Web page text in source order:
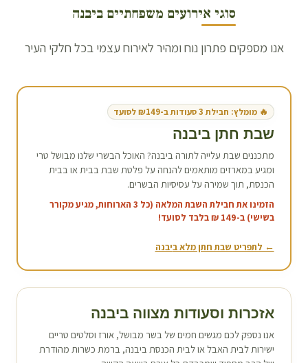
סוגי אירועים משפחתיים ביבנה
אנו מספקים פתרון נוח ומהיר לאירוח עצמי בכל חלקי העיר
🔥 מומלץ: חבילת 3 סעודות ב-₪149 לסועד
שבת חתן ביבנה
מתכננים שבת עלייה לתורה ביבנה? האוכל הבשרי שלנו מבושל טרי
ומגיע במארזים מותאמים להנחה על פלטת שבת בבית או בבית
הכנסת, תוך שמירה על עסיסיות הבשרים.
הזמינו את חבילת השבת המלאה (כל 3 הארוחות, מגיע מקורר
בשישי) ב-149 ₪ בלבד לסועד!
← לתפריט שבת חתן מלא ביבנה
אזכרות וסעודות מצווה ביבנה
אנו נספק לכם מגשים חמים של בשר מבושל, אורז וסלטים טריים
ישירות לבית האבל או לבית הכנסת ביבנה, ברמת כשרות מהודרת